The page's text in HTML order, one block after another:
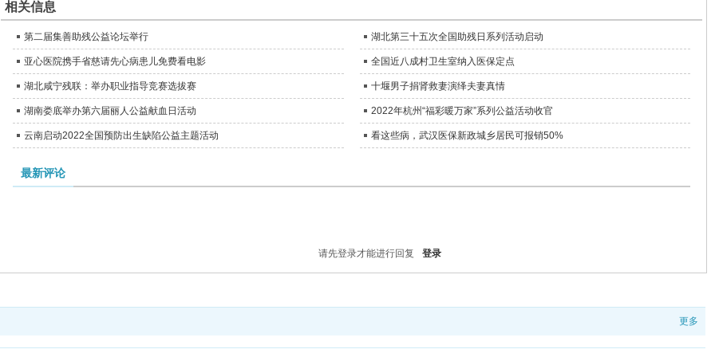
相关信息
第二届集善助残公益论坛举行 湖北第三十五次全国助残日系列活动启动
亚心医院携手省慈请先心病患儿免费看电影 全国近八成村卫生室纳入医保定点
湖北咸宁残联：举办职业指导竞赛选拔赛 十堰男子捐肾救妻演绎夫妻真情
湖南娄底举办第六届丽人公益献血日活动 2022年杭州“福彩暖万家”系列公益活动收官
云南启动2022全国预防出生缺陷公益主题活动 看这些病，武汉医保新政城乡居民可报销50%
最新评论
请先登录才能进行回复 登录
更多